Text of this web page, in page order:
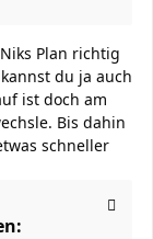
Plan richtig
du ja auch
ist doch am
Bis dahin
schneller